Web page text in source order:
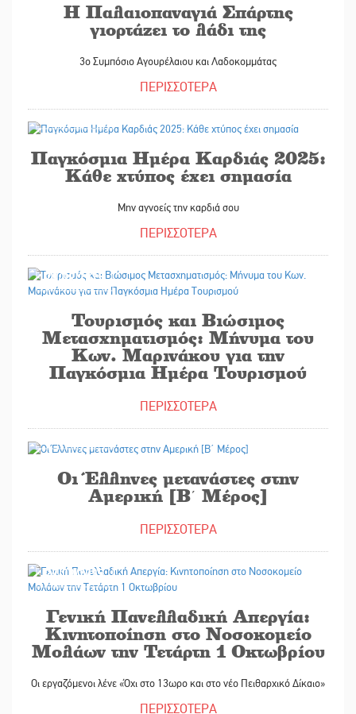
Η Παλαιοπαναγιά Σπάρτης
γιορτάζει το λάδι της
3ο Συμπόσιο Αγουρέλαιου και Λαδοκομμάτας
ΠΕΡΙΣΣΟΤΕΡΑ
Παγκόσμια Ημέρα Καρδιάς 2025:
Κάθε χτύπος έχει σημασία
Μην αγνοείς την καρδιά σου
ΠΕΡΙΣΣΟΤΕΡΑ
29/09/2025
Τουρισμός και Βιώσιμος
Μετασχηματισμός: Μήνυμα του
Κων. Μαρινάκου για την
Παγκόσμια Ημέρα Τουρισμού
ΠΕΡΙΣΣΟΤΕΡΑ
Οι Έλληνες μετανάστες στην
Αμερική [Β΄ Μέρος]
ΠΕΡΙΣΣΟΤΕΡΑ
29/09/2025
Γενική Πανελλαδική Απεργία:
Κινητοποίηση στο Νοσοκομείο
Μολάων την Τετάρτη 1 Οκτωβρίου
Οι εργαζόμενοι λένε «Όχι στο 13ωρο και στο νέο Πειθαρχικό Δίκαιο»
ΠΕΡΙΣΣΟΤΕΡΑ